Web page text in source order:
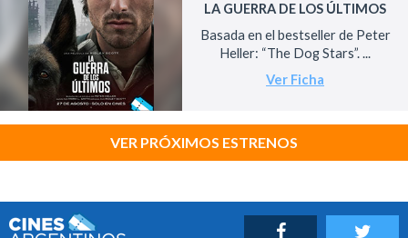
LA GUERRA DE LOS ÚLTIMOS
Basada en el bestseller de Peter
Heller: “The Dog Stars”. ...
Ver Ficha
VER PRÓXIMOS ESTRENOS